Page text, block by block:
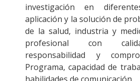
investigación en
aplicación y la solución de
de la salud, industria y
profesional con
responsabilidad y
Programa, capacidad de